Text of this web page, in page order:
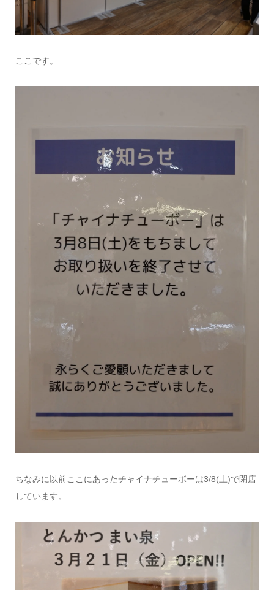
ここです。
ちなみに以前ここにあったチャイナチューボーは3/8(土)で閉店
しています。